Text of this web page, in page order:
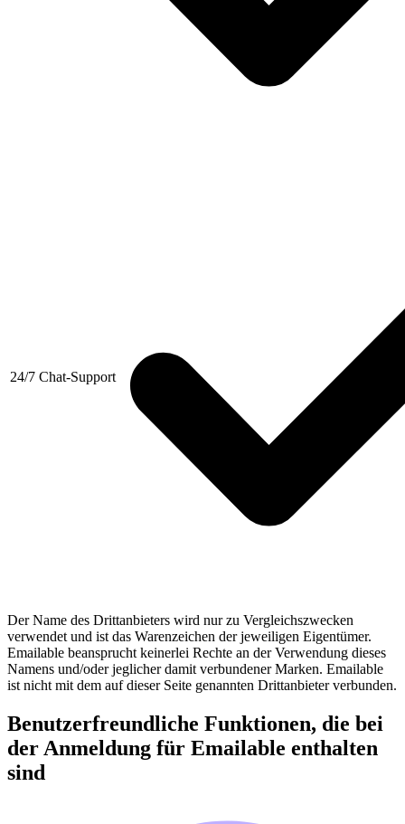
24/7 Chat-Support
Der Name des Drittanbieters wird nur zu Vergleichszwecken
verwendet und ist das Warenzeichen der jeweiligen Eigentümer.
Emailable beansprucht keinerlei Rechte an der Verwendung dieses
Namens und/oder jeglicher damit verbundener Marken. Emailable
ist nicht mit dem auf dieser Seite genannten Drittanbieter verbunden.
Benutzerfreundliche Funktionen, die bei
der Anmeldung für Emailable enthalten
sind